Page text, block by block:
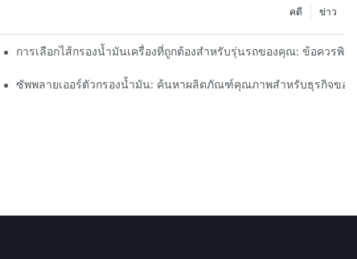
ข่าว
คดี
การเลือกไส้กรองน้ำมันเครื่องที่ถูกต้องสำหรับรุ่นรถของคุณ: ข้อควรพิ
ซัพพลายเออร์ตัวกรองน้ำมัน: ค้นหาผลิตภัณฑ์คุณภาพสำหรับธุรกิจขอ